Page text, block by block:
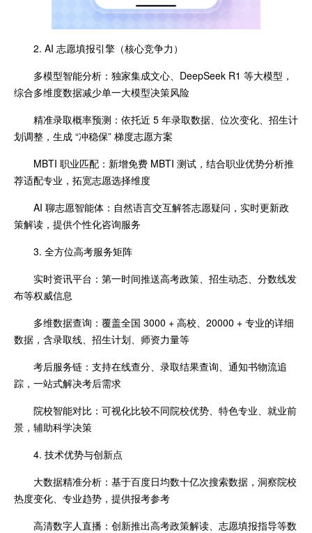
2. AI 志愿填报引擎（核心竞争力）
多模型智能分析：独家集成文心、DeepSeek R1 等大模型，
综合多维度数据减少单一大模型决策风险
精准录取概率预测：依托近 5 年录取数据、位次变化、招生计
划调整，生成 “冲稳保” 梯度志愿方案
MBTI 职业匹配：新增免费 MBTI 测试，结合职业优势分析推
荐适配专业，拓宽志愿选择维度
AI 聊志愿智能体：自然语言交互解答志愿疑问，实时更新政
策解读，提供个性化咨询服务
3. 全方位高考服务矩阵
实时资讯平台：第一时间推送高考政策、招生动态、分数线发
布等权威信息
多维数据查询：覆盖全国 3000 + 高校、20000 + 专业的详细
数据，含录取线、招生计划、师资力量等
考后服务链：支持在线查分、录取结果查询、通知书物流追
踪，一站式解决考后需求
院校智能对比：可视化比较不同院校优势、特色专业、就业前
景，辅助科学决策
4. 技术优势与创新点
大数据精准分析：基于百度日均数十亿次搜索数据，洞察院校
热度变化、专业趋势，提供报考参考
高清数字人直播：创新推出高考政策解读、志愿填报指导等数